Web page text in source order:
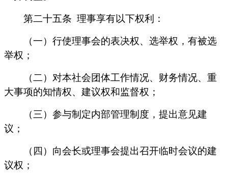
第二十五条 理事享有以下权利：
（一）行使理事会的表决权、选举权，有被选
举权；
（二）对本社会团体工作情况、财务情况、重
大事项的知情权、建议权和监督权；
（三）参与制定内部管理制度，提出意见建
议；
（四）向会长或理事会提出召开临时会议的建
议权；